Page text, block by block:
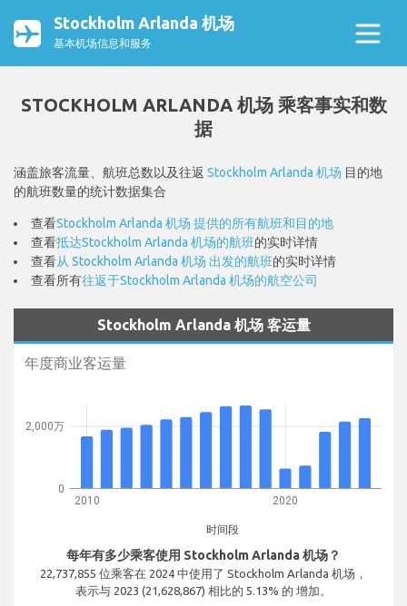
Stockholm Arlanda 机场
基本机场信息和服务
STOCKHOLM ARLANDA 机场 乘客事实和数
据
涵盖旅客流量、航班总数以及往返 Stockholm Arlanda 机场 目的地
的航班数量的统计数据集合
查看Stockholm Arlanda 机场 提供的所有航班和目的地
查看抵达Stockholm Arlanda 机场的航班的实时详情
查看从 Stockholm Arlanda 机场 出发的航班的实时详情
查看所有往返于Stockholm Arlanda 机场的航空公司
Stockholm Arlanda 机场 客运量
年度商业客运量
2010 2020
时间段
0
2,000万
每年有多少乘客使用 Stockholm Arlanda 机场？
22,737,855 位乘客在 2024 中使用了 Stockholm Arlanda 机场，
表示与 2023 (21,628,867) 相比的 5.13% 的 增加。